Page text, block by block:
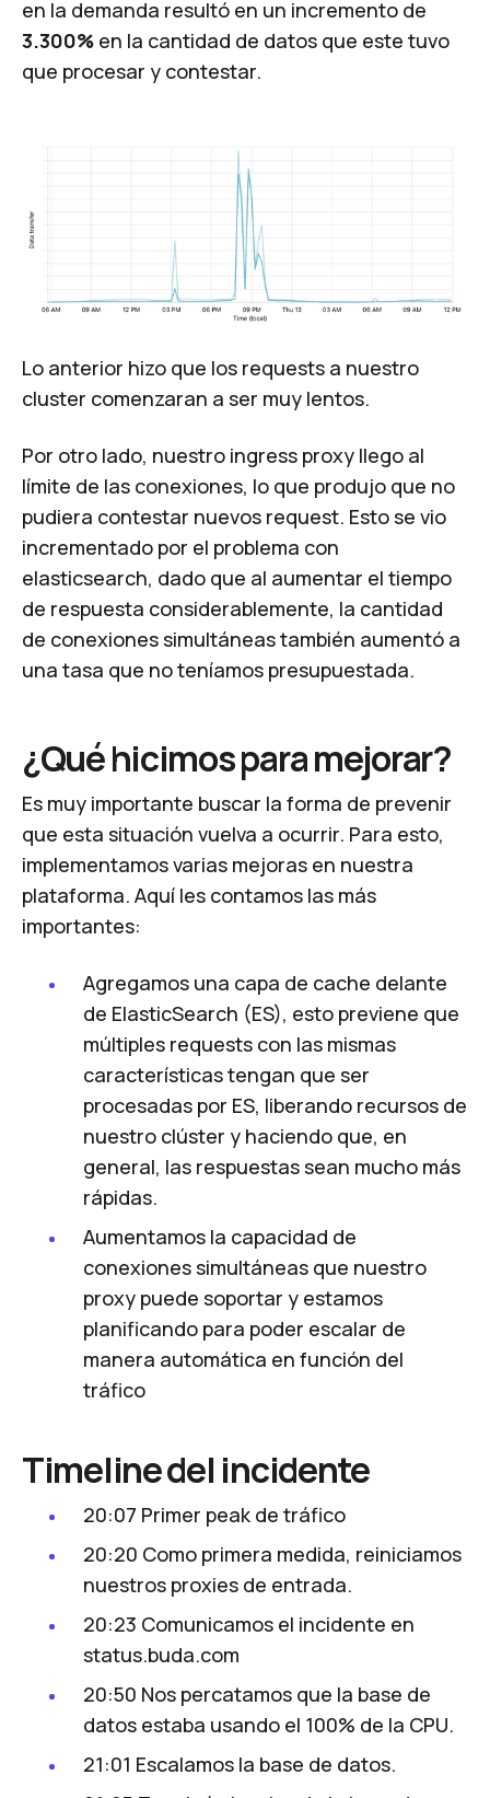
en la demanda resultó en un incremento de
3.300% en la cantidad de datos que este tuvo
que procesar y contestar.
Lo anterior hizo que los requests a nuestro
cluster comenzaran a ser muy lentos.
Por otro lado, nuestro ingress proxy llego al
límite de las conexiones, lo que produjo que no
pudiera contestar nuevos request. Esto se vio
incrementado por el problema con
elasticsearch, dado que al aumentar el tiempo
de respuesta considerablemente, la cantidad
de conexiones simultáneas también aumentó a
una tasa que no teníamos presupuestada.
¿Qué hicimos para mejorar?
Es muy importante buscar la forma de prevenir
que esta situación vuelva a ocurrir. Para esto,
implementamos varias mejoras en nuestra
plataforma. Aquí les contamos las más
importantes:
Agregamos una capa de cache delante
de ElasticSearch (ES), esto previene que
múltiples requests con las mismas
características tengan que ser
procesadas por ES, liberando recursos de
nuestro clúster y haciendo que, en
general, las respuestas sean mucho más
rápidas.
Aumentamos la capacidad de
conexiones simultáneas que nuestro
proxy puede soportar y estamos
planificando para poder escalar de
manera automática en función del
tráfico
Timeline del incidente
20:07 Primer peak de tráfico
20:20 Como primera medida, reiniciamos
nuestros proxies de entrada.
20:23 Comunicamos el incidente en
status.buda.com
20:50 Nos percatamos que la base de
datos estaba usando el 100% de la CPU.
21:01 Escalamos la base de datos.